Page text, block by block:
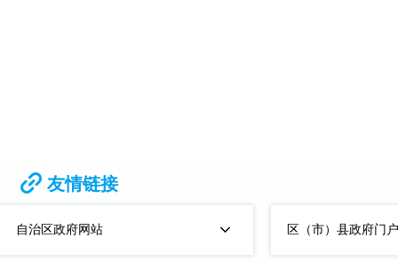
友情链接
自治区政府网站 区（市）县政府门